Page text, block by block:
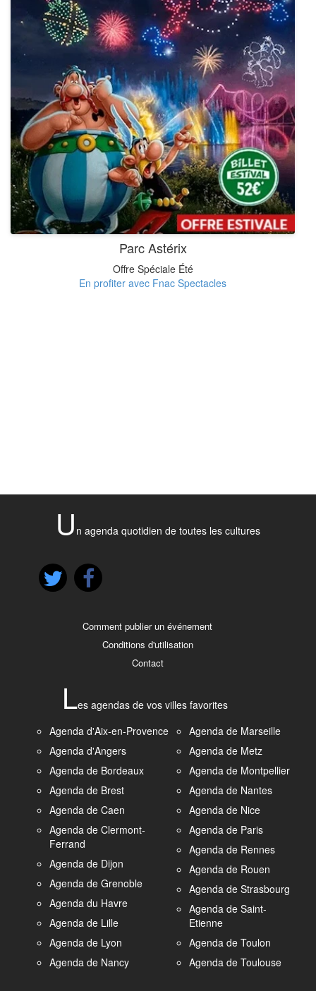
Parc Astérix
Offre Spéciale Été
En profiter avec Fnac Spectacles
U n agenda quotidien de toutes les cultures
Comment publier un événement
Conditions d'utilisation
Contact
Les agendas de vos villes favorites
Agenda d'Aix-en-Provence
Agenda d'Angers
Agenda de Bordeaux
Agenda de Brest
Agenda de Caen
Agenda de Clermont-
Ferrand
Agenda de Dijon
Agenda de Grenoble
Agenda du Havre
Agenda de Lille
Agenda de Lyon
Agenda de Nancy
Agenda de Marseille
Agenda de Metz
Agenda de Montpellier
Agenda de Nantes
Agenda de Nice
Agenda de Paris
Agenda de Rennes
Agenda de Rouen
Agenda de Strasbourg
Agenda de Saint-
Etienne
Agenda de Toulon
Agenda de Toulouse